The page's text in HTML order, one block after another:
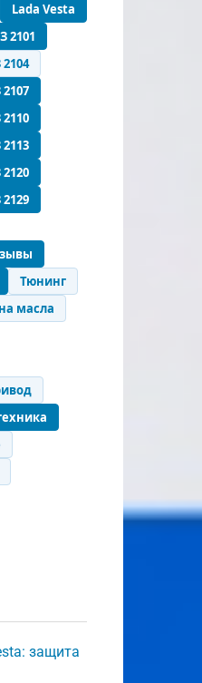
Lada Vesta
2101
Тюнинг
масла
защита